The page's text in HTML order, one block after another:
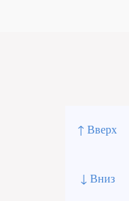
↑ Вверх
↓ Вниз